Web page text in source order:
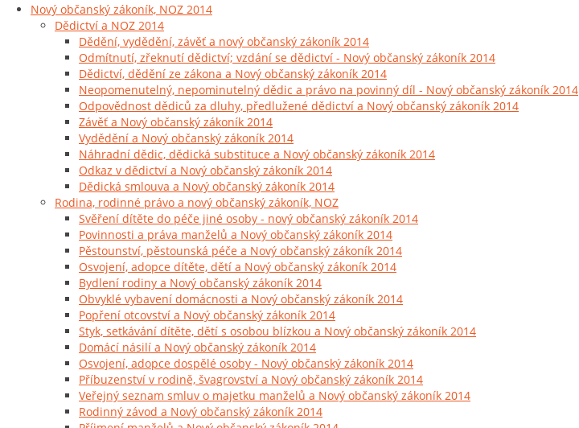
Nový občanský zákoník, NOZ 2014
Dědictví a NOZ 2014
Dědění, vydědění, závěť a nový občanský zákoník 2014
Odmítnutí, zřeknutí dědictví; vzdání se dědictví - Nový občanský zákoník 2014
Dědictví, dědění ze zákona a Nový občanský zákoník 2014
Neopomenutelný, nepominutelný dědic a právo na povinný díl - Nový občanský zákoník 2014
Odpovědnost dědiců za dluhy, předlužené dědictví a Nový občanský zákoník 2014
Závěť a Nový občanský zákoník 2014
Vydědění a Nový občanský zákoník 2014
Náhradní dědic, dědická substituce a Nový občanský zákoník 2014
Odkaz v dědictví a Nový občanský zákoník 2014
Dědická smlouva a Nový občanský zákoník 2014
Rodina, rodinné právo a nový občanský zákoník, NOZ
Svěření dítěte do péče jiné osoby - nový občanský zákoník 2014
Povinnosti a práva manželů a Nový občanský zákoník 2014
Pěstounství, pěstounská péče a Nový občanský zákoník 2014
Osvojení, adopce dítěte, dětí a Nový občanský zákoník 2014
Bydlení rodiny a Nový občanský zákoník 2014
Obvyklé vybavení domácnosti a Nový občanský zákoník 2014
Popření otcovství a Nový občanský zákoník 2014
Styk, setkávání dítěte, dětí s osobou blízkou a Nový občanský zákoník 2014
Domácí násilí a Nový občanský zákoník 2014
Osvojení, adopce dospělé osoby - Nový občanský zákoník 2014
Příbuzenství v rodině, švagrovství a Nový občanský zákoník 2014
Veřejný seznam smluv o majetku manželů a Nový občanský zákoník 2014
Rodinný závod a Nový občanský zákoník 2014